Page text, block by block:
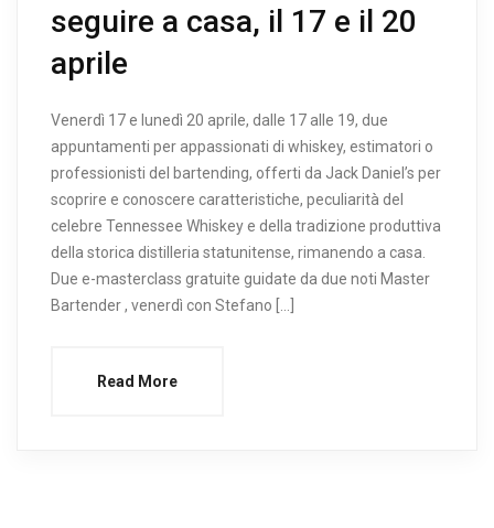
seguire a casa, il 17 e il 20
aprile
Venerdì 17 e lunedì 20 aprile, dalle 17 alle 19, due
appuntamenti per appassionati di whiskey, estimatori o
professionisti del bartending, offerti da Jack Daniel’s per
scoprire e conoscere caratteristiche, peculiarità del
celebre Tennessee Whiskey e della tradizione produttiva
della storica distilleria statunitense, rimanendo a casa.
Due e-masterclass gratuite guidate da due noti Master
Bartender , venerdì con Stefano […]
Read More